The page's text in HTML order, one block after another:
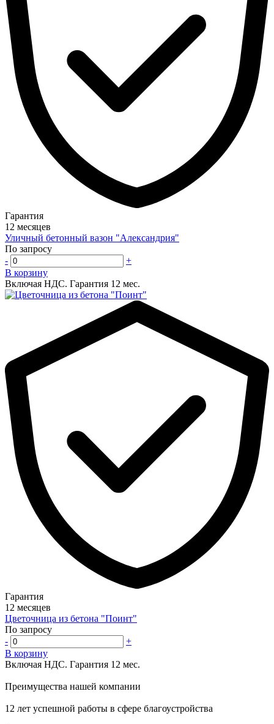
Гарантия
12 месяцев
Уличный бетонный вазон "Александрия"
По запросу
-
+
В корзину
Включая НДС. Гарантия 12 мес.
Гарантия
12 месяцев
Цветочница из бетона "Поинт"
По запросу
-
+
В корзину
Включая НДС. Гарантия 12 мес.
Преимущества нашей компании
12 лет успешной работы в сфере благоустройства